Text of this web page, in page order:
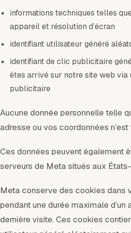
informations techniques telles
appareil et résolution d’écran
identifiant utilisateur généré
identifiant de clic publicitaire
êtes arrivé sur notre site web via
publicitaire
Aucune donnée personnelle telle
adresse ou vos coordonnées
Ces données peuvent également
serveurs de Meta situés aux
Meta conserve des cookies dans
pendant une durée maximale
dernière visite. Ces cookies